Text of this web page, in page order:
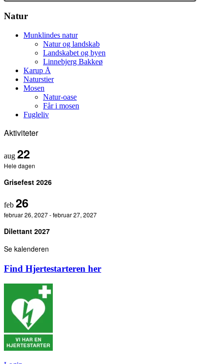
Natur
Munklindes natur
Natur og landskab
Landskabet og byen
Linnebjerg Bakkeø
Karup Å
Naturstier
Mosen
Natur-oase
Får i mosen
Fugleliv
Aktiviteter
aug 22
Hele dagen
Grisefest 2026
feb 26
februar 26, 2027-februar 27, 2027
Dilettant 2027
Se kalenderen
Find Hjertestarteren her